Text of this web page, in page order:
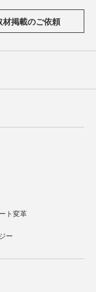
材掲載のご依頼
ト変革
ー